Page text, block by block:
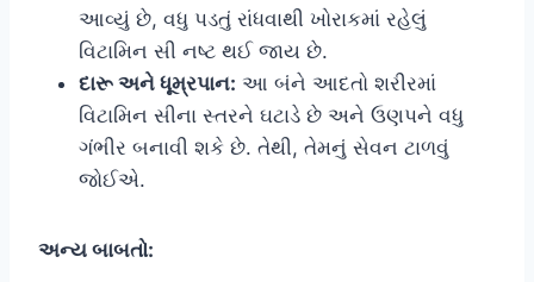
આવ્યું છે, વધુ પડતું રાંધવાથી ખોરાકમાં રહેલું
વિટામિન સી નષ્ટ થઈ જાય છે.
દારૂ અને ધૂમ્રપાન: આ બંને આદતો શરીરમાં
વિટામિન સીના સ્તરને ઘટાડે છે અને ઉણપને વધુ
ગંભીર બનાવી શકે છે. તેથી, તેમનું સેવન ટાળવું
જોઈએ.
અન્ય બાબતો: